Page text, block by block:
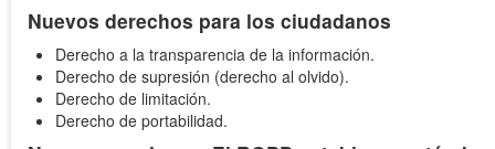
Nuevos derechos para los ciudadanos
Derecho a la transparencia de la información.
Derecho de supresión (derecho al olvido).
Derecho de limitación.
Derecho de portabilidad.